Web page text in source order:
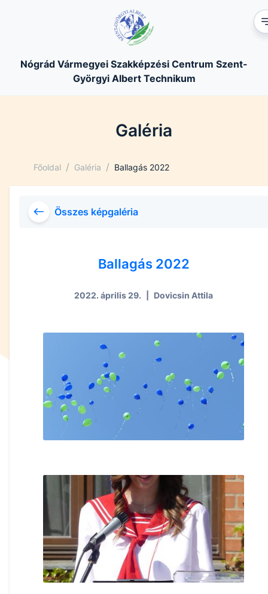
Nógrád Vármegyei Szakképzési Centrum Szent-
Györgyi Albert Technikum
Galéria
Főoldal / Galéria / Ballagás 2022
Összes képgaléria
Ballagás 2022
2022. április 29. Dovicsin Attila